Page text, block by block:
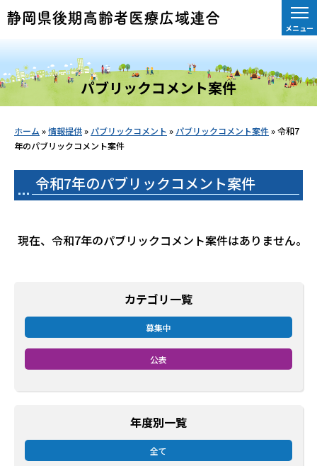
メニュー
パブリックコメント案件
ホーム »情報提供» パブリックコメント » パブリックコメント案件»令和7
年のパブリックコメント案件
令和7年のパブリックコメント案件
現在、令和7年のパブリックコメント案件はありません。
カテゴリ一覧
募集中
公表
年度別一覧
全て